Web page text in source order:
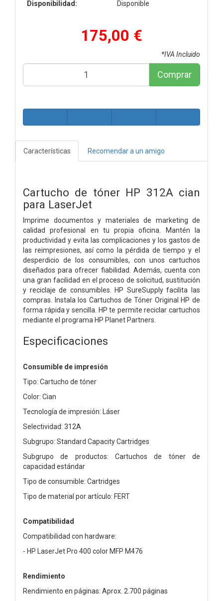
Disponibilidad: Disponible
175,00 €
*IVA Incluido
Comprar
Características Recomendar a un amigo
Cartucho de tóner HP 312A cian
para LaserJet
Imprime documentos y materiales de marketing de
calidad profesional en tu propia oficina. Mantén la
productividad y evita las complicaciones y los gastos de
las reimpresiones, así como la pérdida de tiempo y el
desperdicio de los consumibles, con unos cartuchos
diseñados para ofrecer fiabilidad. Además, cuenta con
una gran facilidad en el proceso de solicitud, sustitución
y reciclaje de consumibles. HP SureSupply facilita las
compras. Instala los Cartuchos de Tóner Original HP de
forma rápida y sencilla. HP te permite reciclar cartuchos
mediante el programa HP Planet Partners.
Especificaciones
Consumible de impresión
Tipo: Cartucho de tóner
Color: Cian
Tecnología de impresión: Láser
Selectividad: 312A
Subgrupo: Standard Capacity Cartridges
Subgrupo de productos: Cartuchos de tóner de
capacidad estándar
Tipo de consumible: Cartridges
Tipo de material por artículo: FERT
Compatibilidad
Compatibilidad con hardware:
- HP LaserJet Pro 400 color MFP M476
Rendimiento
Rendimiento en páginas: Aprox. 2.700 páginas